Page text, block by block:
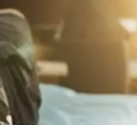
Potrebbe
FINO AL -20%